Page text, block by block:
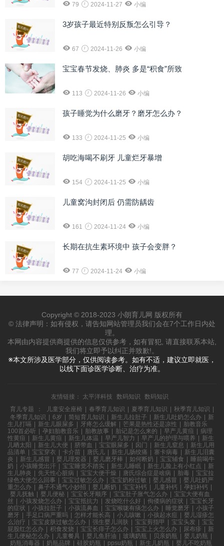
79 2024-11-27 小编
3岁孩子最近特别反叛怎么引导？
67 2024-11-26 小编
宝宝春节发烧、肺炎 多是“积食”所致
113 2024-11-26 小编
孩子睡觉为什么磨牙？磨牙怎么办？
133 2024-11-25 小编
胡吃海喝不刷牙 儿童烂牙暴增
154 2024-11-25 小编
儿童窝沟封闭后 仍需防龋齿
161 2024-11-24 小编
长期在抗生素环境中 孩子会变胖？
77 2024-11-24 小编
Copyright © 2018-2023 小朗育儿网 版权所有
© 法律声明：如有侵权，请告知网站管理员我们会在7个工作日内处
理。
本网由内容提供商提供的信息仅供参考，如有冒犯, 请直接联系本站,
我们将立即予以纠正并致歉!。
※本文所涉及医学部分，仅供阅读参考。如有不适，建议立即就医，
以线下面诊医学诊断、治疗为准。
友情链接： 太平洋科技 数码知识
数码知识
育儿专题
： 儿童安全座椅 | 春季育儿知识 | 夏季育儿知识 | 秋季育儿知识 |
冬季育儿知识 | 6岁 | 简短育儿知识 | 新生儿拉肚子 | 新生儿吐奶怎么办 | 新
生儿打嗝 | 新生儿眼屎多 | 牙疼怎么缓解 | 芒果是热性还是凉性 | 胎教音乐
100首必听 | 孕妇胎教音乐 | 胎教故事 | 胎记是怎么来的 | 早产儿黄疸 | 病理
性黄疸 | 新生儿黄疸 | 新生儿体温 | 早产儿智力 | 早产儿的护理与喂养 | 新生
儿晒太阳 | 新生儿大便 | 脐带血 | 宝宝眼屎多 | 囟门 | 新生儿窒息 | 新生儿用
品清单 | 宝宝穿衣 | 卡介苗 | 唐氏儿 | 新生儿肠绞痛 | 寨卡病毒 | 新生儿泪囊
炎 | 新生儿感冒 | 婴儿理发器 | 婴儿磨牙棒 | 如何断奶 | 宝宝辅食 | 睡前喝牛
奶 | 小孩睡觉出汗 | 宝宝睡觉不踏实 | 新生儿睡眠 | 新生儿脸上有小红点 | 新
生儿肺炎 | 先天性心脏病 | 宝宝大便干燥 | 唐氏综合症是啥病 | 胎毒 | 宝宝拉
绿色大便怎么回事 | 宝宝过敏怎么办 | 宝宝奶粉过敏 | 婴儿感冒 | 婴儿吐奶严
重怎么办 | 鼻子不通气小妙招 | 婴儿断奶 | 宝宝补钙 | 儿童补钙 | 孕妇补钙 |
婴儿抚触 | 婴儿便秘 | 宝宝长牙顺序 | 宝宝肚子胀气怎么办 | 宝宝大便有血
丝 | 小孩发烧怎么办 | 宝宝抵抗力 | 发烧吃什么好 | 佝偻病的症状 | 宝宝长牙
的症状 | 小孩拉肚子 | 小孩流鼻血 | 宝宝喉咙有痰怎么办 | 睡觉磨牙 | 小孩子
磨牙 | 手足口病严重吗 | 怎样才能长高 | 小儿咳嗽 | 小孩起水痘 | 婴儿湿疹怎
么治疗 | 宝宝皮肤过敏怎么办 | 强生婴儿润肤 | 宝宝剪指甲 | 宝宝头发 | 宝宝
屁股红怎么办 | 积食发烧 | 宝宝长痱子怎么办 | 宝宝上火怎么办 | 尿布疹 | 新
生儿便秘怎么办 | 儿童餐具 | 婴儿鱼肝油 | 玻璃奶瓶 | 贝亲奶瓶 | 婴儿奶瓶 |
奶瓶消毒器 | 奶瓶品牌 | 硅胶奶瓶 | ppsu奶瓶 | 新生儿奶瓶 | 婴儿不吃奶瓶